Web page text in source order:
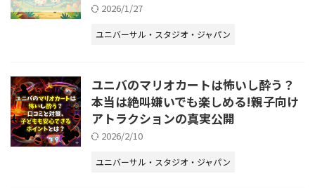
2026/1/27
ユニバーサル・スタジオ・ジャパン
ユニバのマリオカートは怖いし酔う？
本当は絶叫嫌いでも楽しめる!親子向け
アトラクションの真実公開
2026/2/10
ユニバーサル・スタジオ・ジャパン